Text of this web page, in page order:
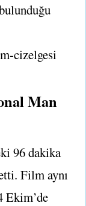
cizelgesi
Man
96 dakika
Film aynı
Ekim’de